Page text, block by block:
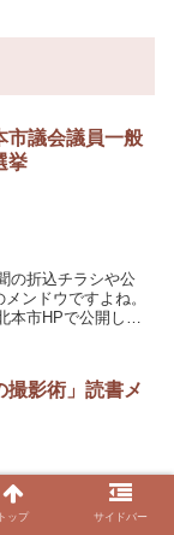
市議会議員一般
挙
の折込チラシや公
ンドウですよね。
市HPで公開して
撮影術」読書メ
トップ サイドバー